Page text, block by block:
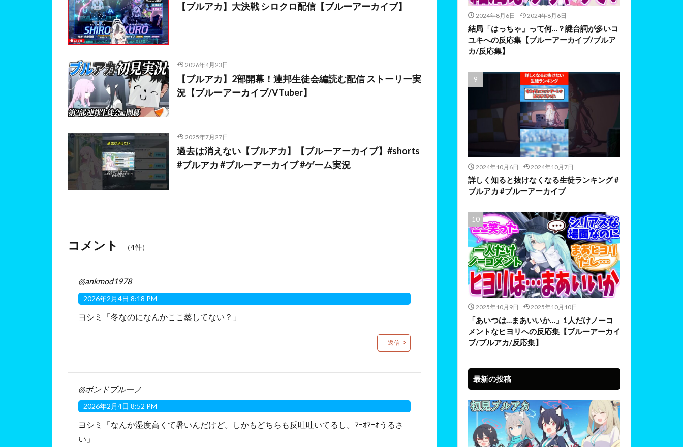
【ブルアカ】大決戦 シロクロ配信【ブルーアーカイブ】
2026年4月23日
【ブルアカ】2部開幕！連邦生徒会編読む配信 ストーリー実
況【ブルーアーカイブ/VTuber】
2025年7月27日
過去は消えない【ブルアカ】【ブルーアーカイブ】#shorts
#ブルアカ #ブルーアーカイブ #ゲーム実況
コメント （4件）
@ankmod1978
2026年2月4日 8:18 PM
ヨシミ「冬なのになんかここ蒸してない？」
返信
@ボンドブルーノ
2026年2月4日 8:52 PM
ヨシミ「なんか湿度高くて暑いんだけど。しかもどちらも反吐吐いてるし。ﾏｰｵﾏｰｵうるさ
い」
2024年8月6日 2024年8月6日
結局「はっちゃ」って何…？謎台詞が多いコ
ユキへの反応集【ブルーアーカイブ/ブルア
カ/反応集】
2024年10月6日 2024年10月7日
詳しく知ると抜けなくなる生徒ランキング #
ブルアカ #ブルーアーカイブ
2025年10月9日 2025年10月10日
「あいつは…まあいいか…」1人だけノーコ
メントなヒヨリへの反応集【ブルーアーカイ
ブ/ブルアカ/反応集】
最新の投稿